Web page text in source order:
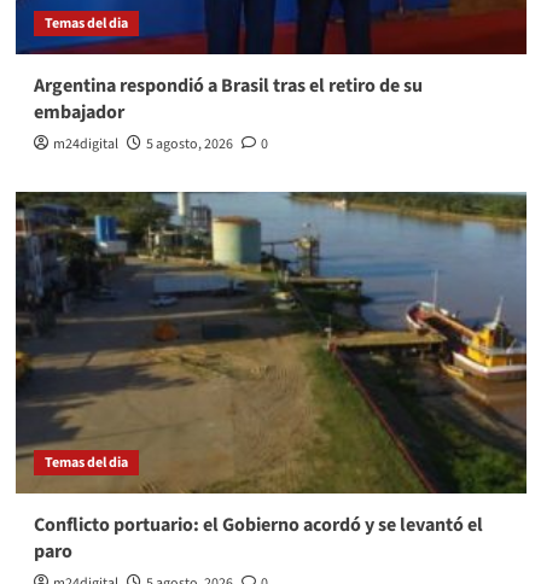
Temas del dia
Argentina respondió a Brasil tras el retiro de su
embajador
m24digital 5 agosto, 2026 0
Temas del dia
Conflicto portuario: el Gobierno acordó y se levantó el
paro